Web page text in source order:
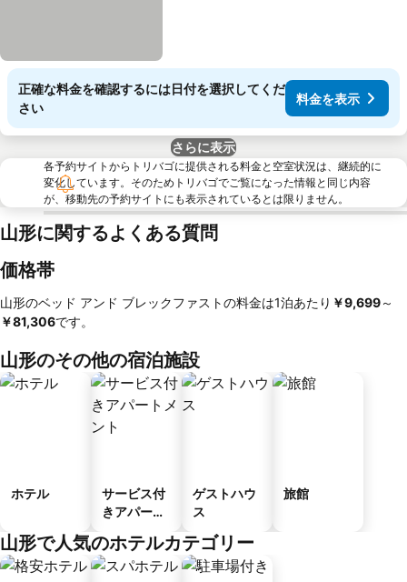
正確な料金を確認するには日付を選択してくだ
さい
料金を表示
さらに表示
各予約サイトからトリバゴに提供される料金と空室状況は、継続的に
変化しています。そのためトリバゴでご覧になった情報と同じ内容
が、移動先の予約サイトにも表示されているとは限りません。
山形に関するよくある質問
価格帯
山形のベッド アンド ブレックファストの料金は1泊あたり ‎￥9,699～
￥81,306です。
山形のその他の宿泊施設
ホテル
サービス付
きアパート
ゲストハウ
ス
旅館
山形で人気のホテルカテゴリー